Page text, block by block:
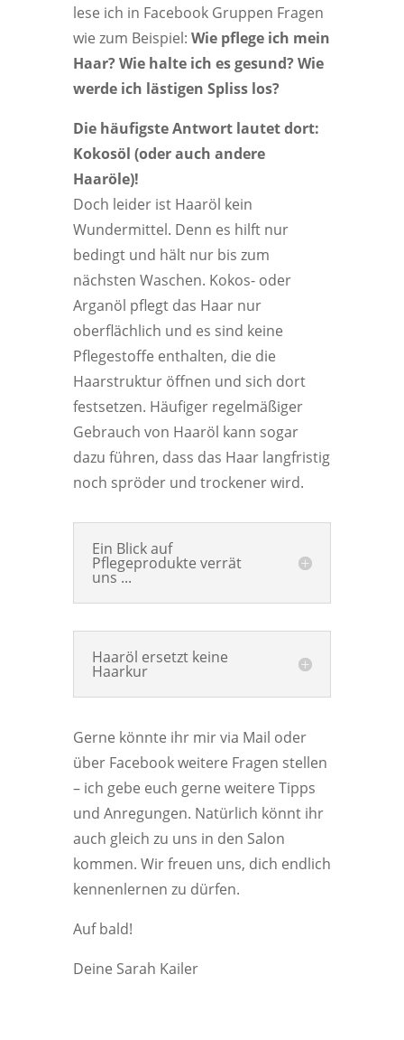
lese ich in Facebook Gruppen Fragen
wie zum Beispiel: Wie pflege ich mein
Haar? Wie halte ich es gesund? Wie
werde ich lästigen Spliss los?
Die häufigste Antwort lautet dort:
Kokosöl (oder auch andere
Haaröle)!
Doch leider ist Haaröl kein
Wundermittel. Denn es hilft nur
bedingt und hält nur bis zum
nächsten Waschen. Kokos- oder
Arganöl pflegt das Haar nur
oberflächlich und es sind keine
Pflegestoffe enthalten, die die
Haarstruktur öffnen und sich dort
festsetzen. Häufiger regelmäßiger
Gebrauch von Haaröl kann sogar
dazu führen, dass das Haar langfristig
noch spröder und trockener wird.
Ein Blick auf
Pflegeprodukte verrät
uns ...
Haaröl ersetzt keine
Haarkur
Gerne könnte ihr mir via Mail oder
über Facebook weitere Fragen stellen
– ich gebe euch gerne weitere Tipps
und Anregungen. Natürlich könnt ihr
auch gleich zu uns in den Salon
kommen. Wir freuen uns, dich endlich
kennenlernen zu dürfen.
Auf bald!
Deine Sarah Kailer